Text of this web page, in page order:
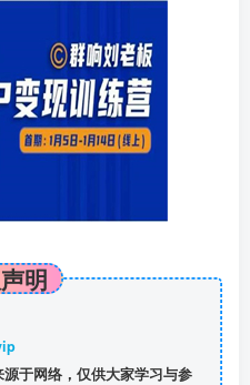
明
于网络，仅供大家学习与参